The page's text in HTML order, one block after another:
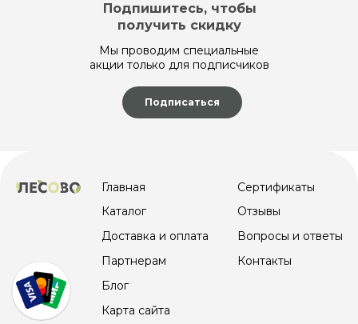
Подпишитесь, чтобы
получить скидку
Мы проводим специальные
акции только для подписчиков
Подписаться